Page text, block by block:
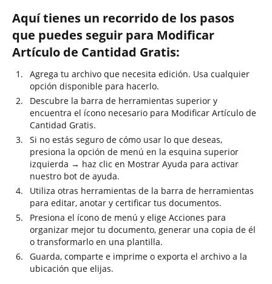
Aquí tienes un recorrido de los pasos
que puedes seguir para Modificar
Artículo de Cantidad Gratis:
Agrega tu archivo que necesita edición. Usa cualquier
opción disponible para hacerlo.
Descubre la barra de herramientas superior y
encuentra el ícono necesario para Modificar Artículo de
Cantidad Gratis.
Si no estás seguro de cómo usar lo que deseas,
presiona la opción de menú en la esquina superior
izquierda → haz clic en Mostrar Ayuda para activar
nuestro bot de ayuda.
Utiliza otras herramientas de la barra de herramientas
para editar, anotar y certificar tus documentos.
Presiona el ícono de menú y elige Acciones para
organizar mejor tu documento, generar una copia de él
o transformarlo en una plantilla.
Guarda, comparte e imprime o exporta el archivo a la
ubicación que elijas.